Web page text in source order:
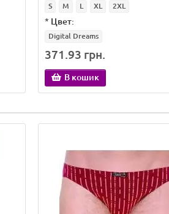
S M L XL 2XL
* Цвет:
Digital Dreams
371.93 грн.
В кошик